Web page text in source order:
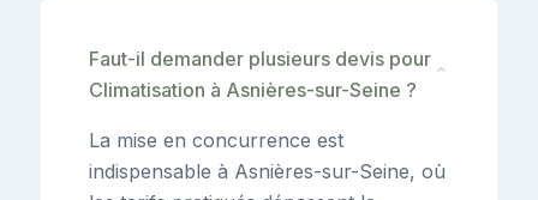
Faut-il demander plusieurs devis pour
Climatisation à Asnières-sur-Seine ?
⌄
La mise en concurrence est
indispensable à Asnières-sur-Seine, où